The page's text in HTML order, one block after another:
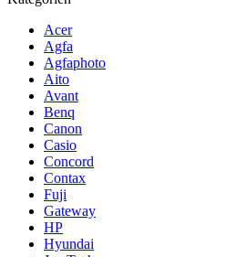
Acer
Agfa
Agfaphoto
Aito
Avant
Benq
Canon
Casio
Concord
Contax
Fuji
Gateway
HP
Hyundai